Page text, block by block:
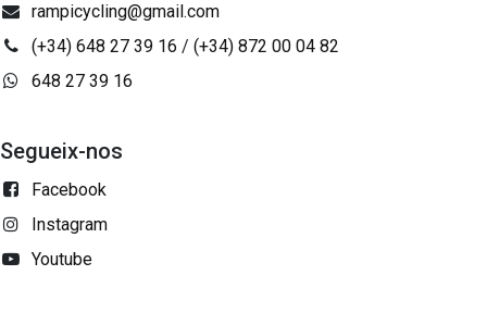
rampicycling@gmail.com
(+34) 648 27 39 16 / (+34) 872 00 04 82
648 27 39 16
Segueix-nos
Facebook
Instagram
Youtube